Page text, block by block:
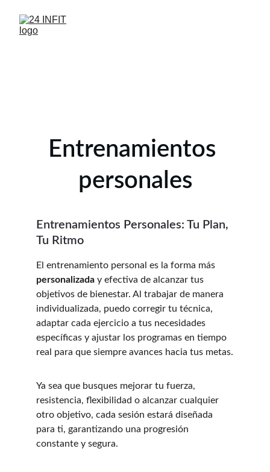
Entrenamientos
personales
Entrenamientos Personales: Tu Plan,
Tu Ritmo
El entrenamiento personal es la forma más
personalizada y efectiva de alcanzar tus
objetivos de bienestar. Al trabajar de manera
individualizada, puedo corregir tu técnica,
adaptar cada ejercicio a tus necesidades
específicas y ajustar los programas en tiempo
real para que siempre avances hacia tus metas.
Ya sea que busques mejorar tu fuerza,
resistencia, flexibilidad o alcanzar cualquier
otro objetivo, cada sesión estará diseñada
para ti, garantizando una progresión
constante y segura.